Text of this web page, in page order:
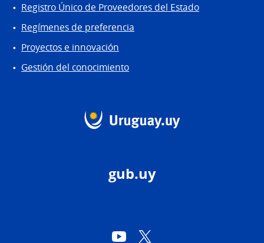
Registro Único de Proveedores del Estado
Regímenes de preferencia
Proyectos e innovación
Gestión del conocimiento
gub.uy
YouTube